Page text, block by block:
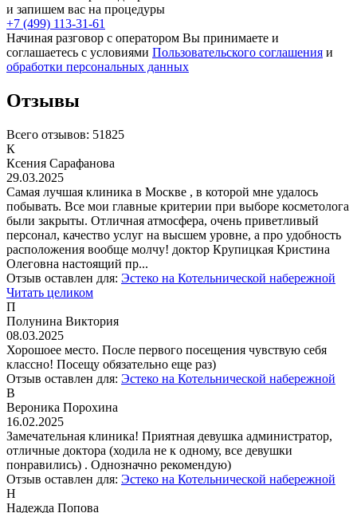
и запишем вас на процедуры
+7 (499) 113-31-61
Начиная разговор с оператором Вы принимаете и
соглашаетесь с условиями Пользовательского соглашения и
обработки персональных данных
Отзывы
Всего отзывов: 51825
К
Ксения Сарафанова
29.03.2025
Самая лучшая клиника в Москве , в которой мне удалось
побывать. Все мои главные критерии при выборе косметолога
были закрыты. Отличная атмосфера, очень приветливый
персонал, качество услуг на высшем уровне, а про удобность
расположения вообще молчу! доктор Крупицкая Кристина
Олеговна настоящий пр...
Отзыв оставлен для: Эстеко на Котельнической набережной
Читать целиком
П
Полунина Виктория
08.03.2025
Хорошоее место. После первого посещения чувствую себя
классно! Посещу обязательно еще раз)
Отзыв оставлен для: Эстеко на Котельнической набережной
В
Вероника Порохина
16.02.2025
Замечательная клиника! Приятная девушка администратор,
отличные доктора (ходила не к одному, все девушки
понравились) . Однозначно рекомендую)
Отзыв оставлен для: Эстеко на Котельнической набережной
Н
Надежда Попова